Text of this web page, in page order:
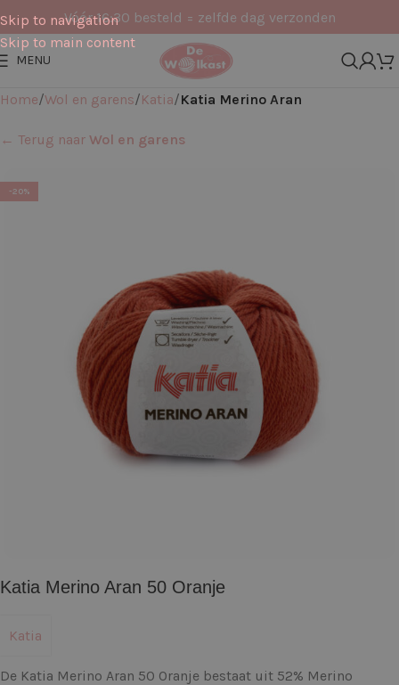
Skip to navigation
Skip to main content
Vóór 16:30 besteld = zelfde dag verzonden
MENU
Home Wol en garens Katia Katia Merino Aran
← Terug naar Wol en garens
-20%
Katia Merino Aran 50 Oranje
Katia
De Katia Merino Aran 50 Oranje bestaat uit 52% Merino